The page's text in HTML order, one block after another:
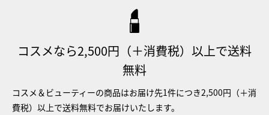
コスメなら2,500円（＋消費税）以上で送料
無料
コスメ＆ビューティーの商品はお届け先1件につき2,500円（＋消
費税）以上で送料無料でお届けいたします。